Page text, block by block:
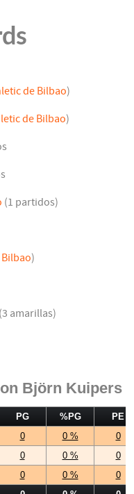
de Bilbao)
de Bilbao)
(1 partidos)
)
(3 amarillas)
Björn Kuipers
PG %PG
PE
0 0 %
0
0 0 %
0
0 0 %
0